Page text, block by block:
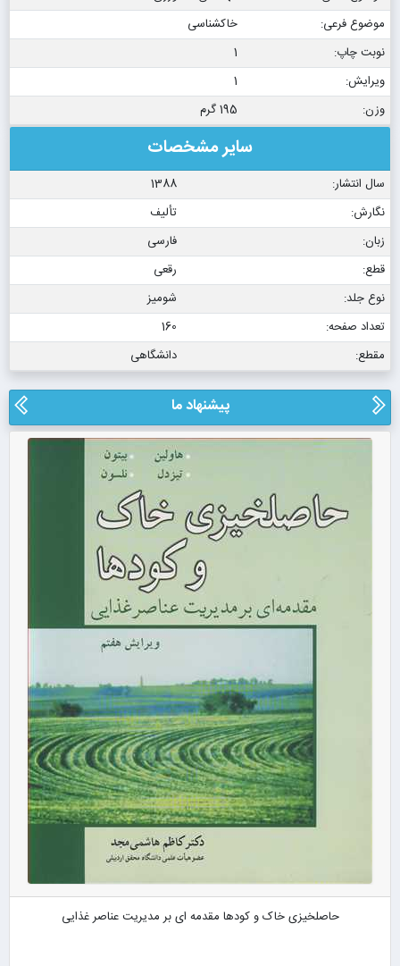
موضوع فرعی:
خاکشناسی
نوبت چاپ:
1
ویرایش:
1
وزن:
195 گرم
سایر مشخصات
سال انتشار:
1388
نگارش:
تألیف
زبان:
فارسی
قطع:
رقعی
نوع جلد:
شومیز
تعداد صفحه:
160
مقطع:
دانشگاهی
پیشنهاد ما
حاصلخیزی خاک و کودها مقدمه ای بر مدیریت عناصر غذایی